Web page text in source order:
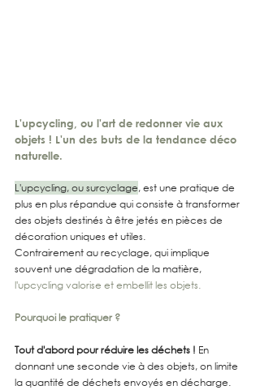
L'upcycling, ou l'art de redonner vie aux
objets ! L'un des buts de la tendance déco
naturelle.
L'upcycling, ou surcyclage, est une pratique de
plus en plus répandue qui consiste à transformer
des objets destinés à être jetés en pièces de
décoration uniques et utiles.
Contrairement au recyclage, qui implique
souvent une dégradation de la matière,
l'upcycling valorise et embellit les objets.
Pourquoi le pratiquer ?
Tout d'abord pour réduire les déchets ! En
donnant une seconde vie à des objets, on limite
la quantité de déchets envoyés en décharge.